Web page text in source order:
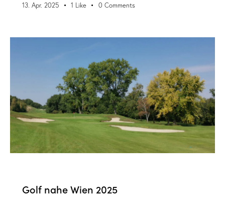
13. Apr. 2025 1 Like 0 Comments
Golf nahe Wien 2025